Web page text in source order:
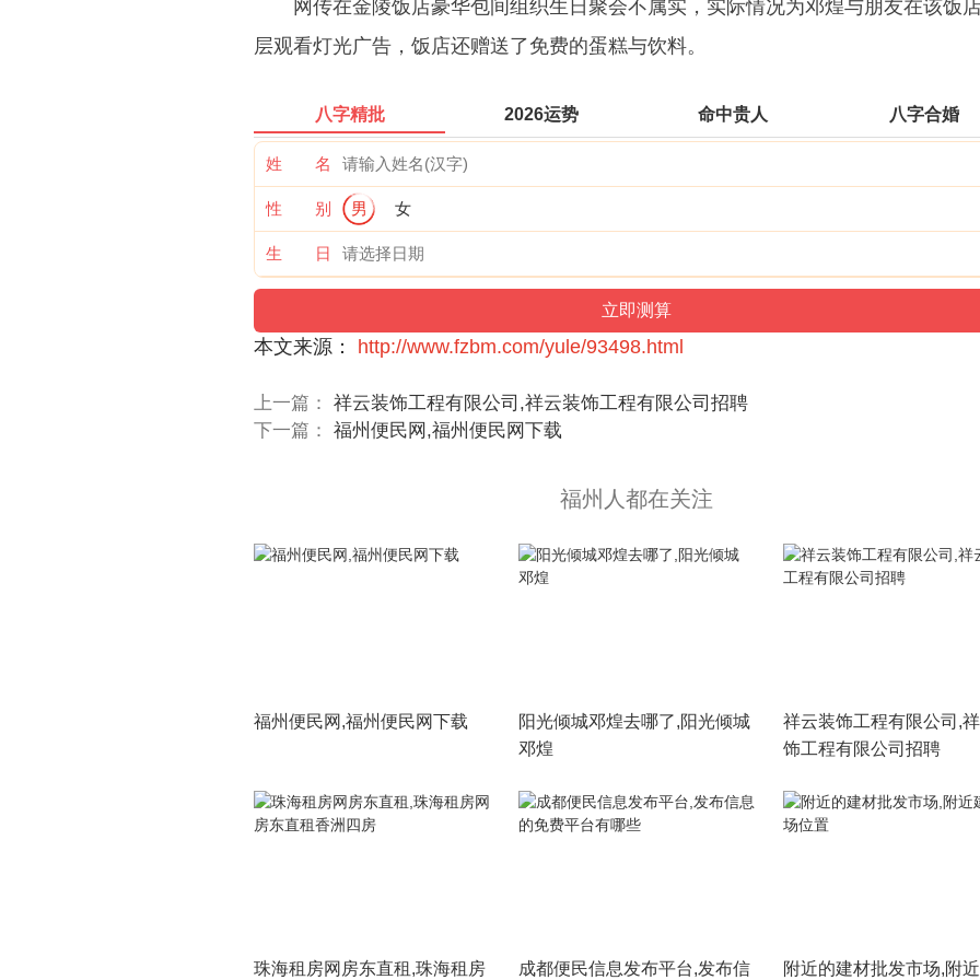
网传在金陵饭店豪华包间组织生日聚会不属实，实际情况为邓煌与朋友在该饭
层观看灯光广告，饭店还赠送了免费的蛋糕与饮料。
八字精批 2026运势 命中贵人 八字合婚
姓 名
性 别 男 女
生 日
本文来源： http://www.fzbm.com/yule/93498.html
上一篇： 祥云装饰工程有限公司,祥云装饰工程有限公司招聘
下一篇： 福州便民网,福州便民网下载
福州人都在关注
福州便民网,福州便民网下载
阳光倾城邓煌去哪了,阳光倾城
邓煌
祥云装饰工程有限公司,
饰工程有限公司招聘
珠海租房网房东直租,珠海租房 成都便民信息发布平台,发布信 附近的建材批发市场,附